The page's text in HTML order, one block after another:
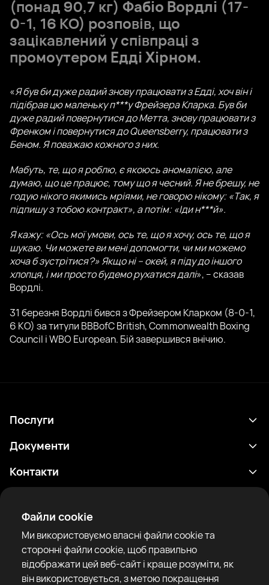
Файли cookie
Ми використовуємо власні файли cookie та
сторонні файли cookie, щоб правильно
відображати цей веб-сайт і краще розуміти, як
він використовується, з метою покращення
(понад 90,7 кг) Фабіо Вордлі (17-
0-1, 16 КО) розповів, що
зацікавлений у співпраці з
промоутером Едді Хірном.
«Я був би дуже радий знову працювати з Едді, хоч він і
підібрав цю маленьку п***у Фрейзера Кларка. Був би
дуже радий повернутися до Метта, знову працювати з
Френком і повернутися до Queensberry, працювати з
Беном. Я поважаю кожного з них.
Мабуть, те, що я роблю, є якоюсь аномалією, але
думаю, що це працює, тому що я чесний. Я не брешу, не
годую нікого якимись мріями, не говорю нікому: «Так, я
підпишу з тобою контракт», а потім: «Іди н***й».
Я кажу: «Ось мої умови, ось те, що я хочу, ось те, що я
шукаю. Чи можете ви мені допомогти, чи ми можемо
хоча б зустрітися?» Якщо ні – окей, я піду до іншого
хлопця, і ми просто будемо рухатися далі», – сказав
Вордлі.
31 березня Вордлі бився з Фрейзером Кларком (8-0-1,
6 КО) за титули BBBofC British, Commonwealth Boxing
Council і WBO European. Бій завершився внічию.
Послуги
Розклад
Рейтинги
Новини
Статті
Sparring Finder
Документи
Політика конфіденційності
Умови використання
Повідомлення про ризики
Правила спільноти
Контакти